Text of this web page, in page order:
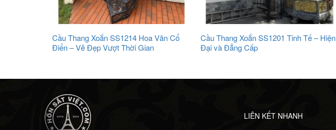
Cầu Thang Xoắn SS1214 Hoa Văn Cổ
Điển – Vẻ Đẹp Vượt Thời Gian
Cầu Thang Xoắn SS1201 Tinh Tế – Hiện
Đại và Đẳng Cấp
LIÊN KẾT NHANH